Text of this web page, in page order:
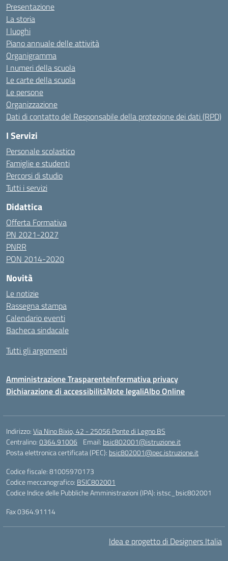
Presentazione
La storia
I luoghi
Piano annuale delle attività
Organigramma
I numeri della scuola
Le carte della scuola
Le persone
Organizzazione
Dati di contatto del Responsabile della protezione dei dati (RPD)
I Servizi
Personale scolastico
Famiglie e studenti
Percorsi di studio
Tutti i servizi
Didattica
Offerta Formativa
PN 2021-2027
PNRR
PON 2014-2020
Novità
Le notizie
Rassegna stampa
Calendario eventi
Bacheca sindacale
Tutti gli argomenti
Amministrazione TrasparenteInformativa privacy
Dichiarazione di accessibilitàNote legaliAlbo Online
Indirizzo:Via Nino Bixio, 42 - 25056 Ponte di Legno BS
Centralino:0364.91006 Email: bsic802001@istruzione.it
Posta elettronica certificata (PEC): bsic802001@pec.istruzione.it
Codice fiscale: 81005970173
Codice meccanografico: BSIC802001
Codice Indice delle Pubbliche Amministrazioni (IPA): istsc_bsic802001
Fax 0364.91114
Idea e progetto di Designers Italia